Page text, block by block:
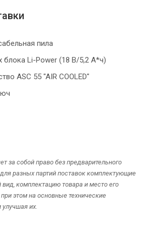
пила
блока Li-Power (18 В/5,2 А*ч)
ASC 55 "AIR COOLED"
за собой право без предварительного
разных партий поставок комплектующие
комплектацию товара и место его
этом на основные технические
их.